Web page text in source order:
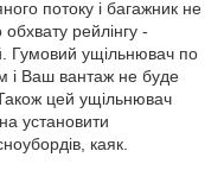
потоку і багажник не
рейлінгу -
Гумовий ущільнювач по
і Ваш вантаж не буде
цей ущільнювач
установити
каяк.